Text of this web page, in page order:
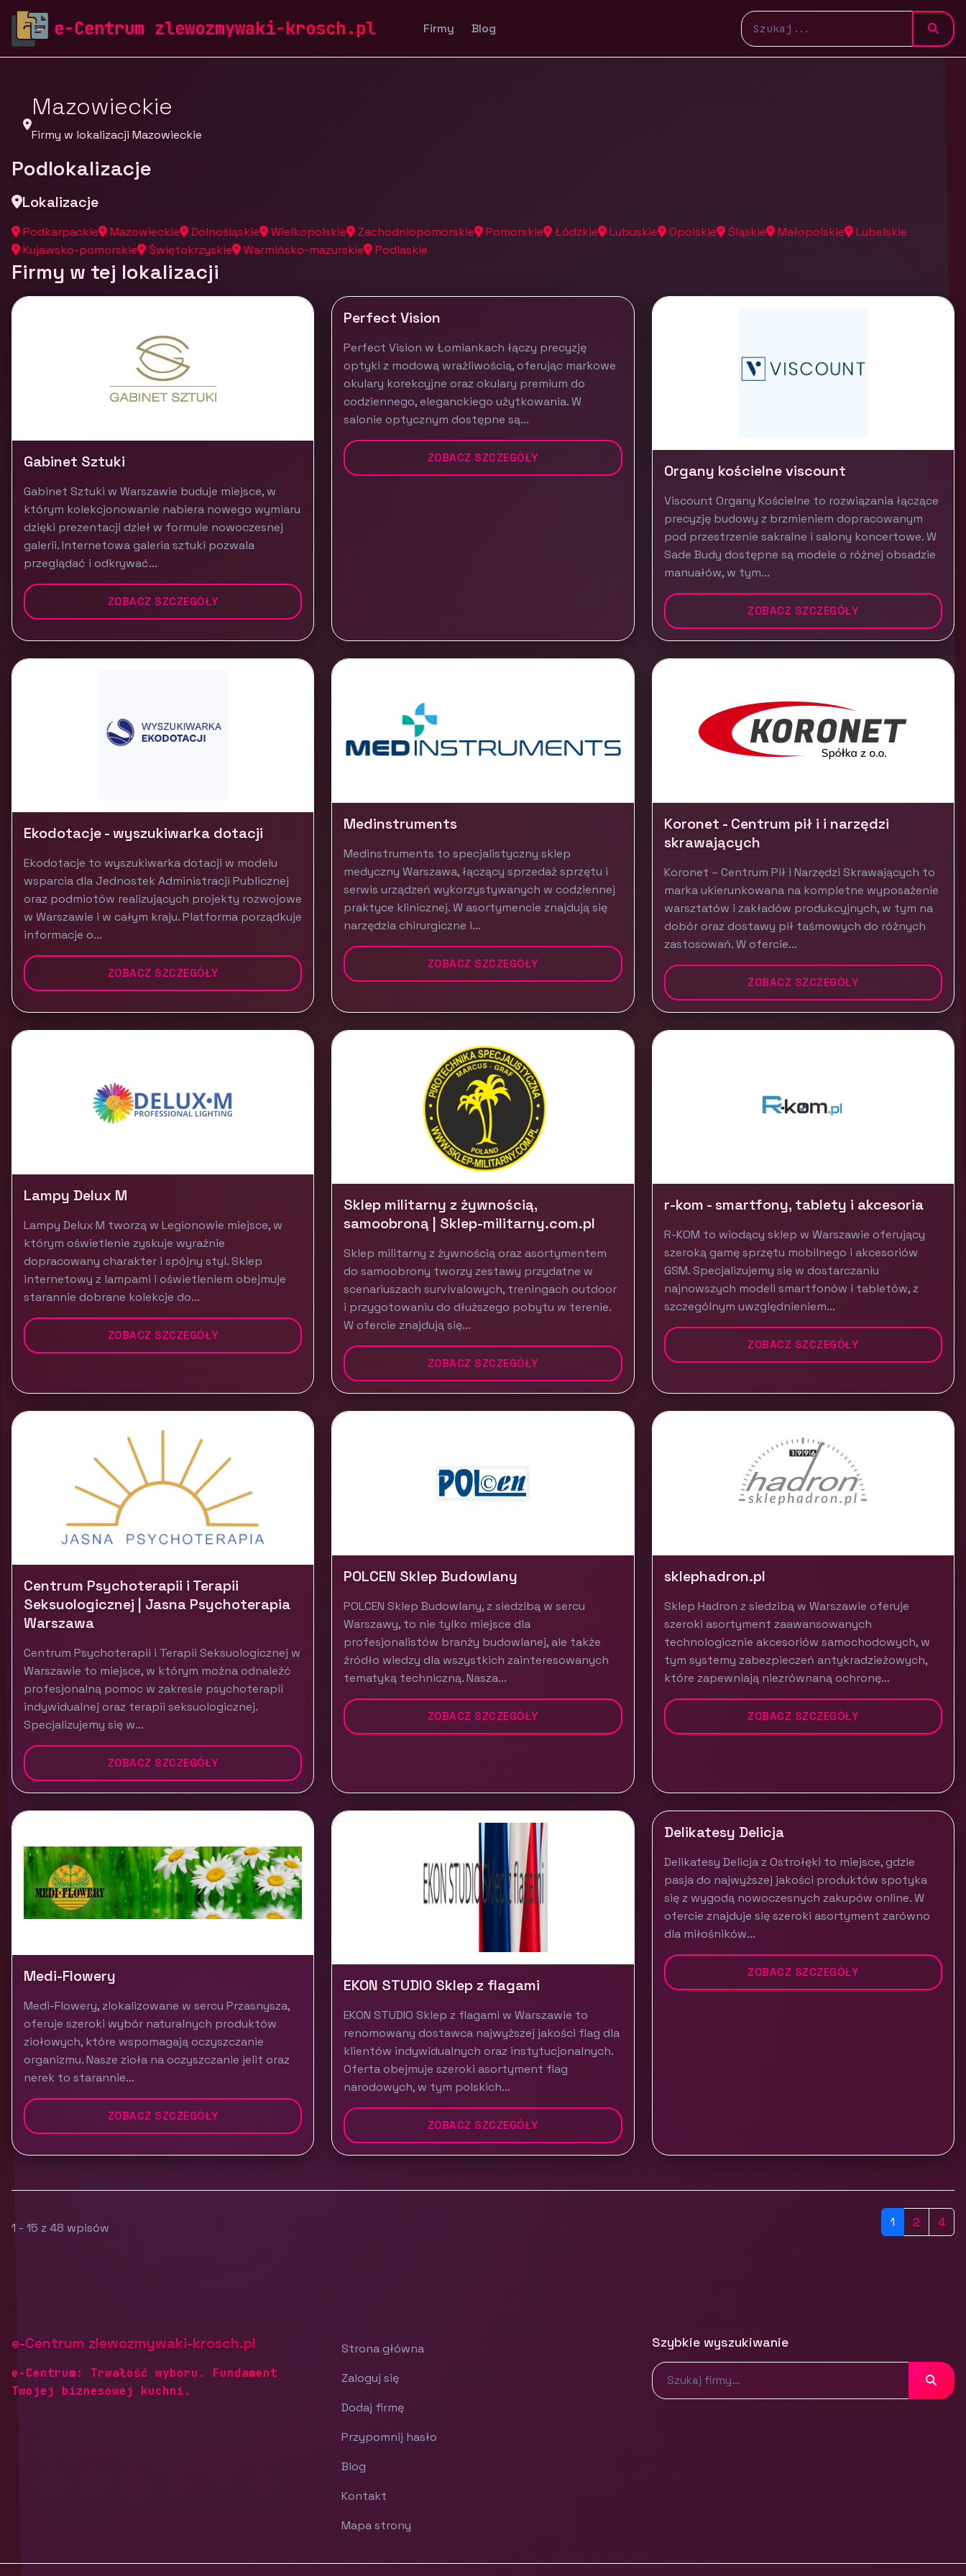
e-Centrum zlewozmywaki-krosch.pl Firmy Blog
zlewozmywaki-krosch.pl Firmy Firmy z województwa
Mazowieckie
Firmy w lokalizacji Mazowieckie
Podlokalizacje
Lokalizacje
Podkarpackie Mazowieckie Dolnośląskie Wielkopolskie Zachodniopomorskie Pomorskie Łódzkie Lubuskie Opolskie Śląskie Małopolskie
Lubelskie
Kujawsko-pomorskie
Świętokrzyskie Warmińsko-mazurskie Podlaskie
Firmy w tej lokalizacji
Gabinet Sztuki
Gabinet Sztuki w Warszawie buduje miejsce, w
którym kolekcjonowanie nabiera nowego wymiaru
dzięki prezentacji dzieł w formule nowoczesnej
galerii. Internetowa galeria sztuki pozwala
przeglądać i odkrywać...
ZOBACZ SZCZEGÓŁY
Perfect Vision
Perfect Vision w Łomiankach łączy precyzję
optyki z modową wrażliwością, oferując markowe
okulary korekcyjne oraz okulary premium do
codziennego, eleganckiego użytkowania. W
salonie optycznym dostępne są...
ZOBACZ SZCZEGÓŁY
Organy kościelne viscount
Viscount Organy Kościelne to rozwiązania łączące
precyzję budowy z brzmieniem dopracowanym
pod przestrzenie sakralne i salony koncertowe. W
Sade Budy dostępne są modele o różnej obsadzie
manuałów, w tym...
ZOBACZ SZCZEGÓŁY
Ekodotacje - wyszukiwarka dotacji
Ekodotacje to wyszukiwarka dotacji w modelu
wsparcia dla Jednostek Administracji Publicznej
oraz podmiotów realizujących projekty rozwojowe
w Warszawie i w całym kraju. Platforma porządkuje
informacje o...
ZOBACZ SZCZEGÓŁY
Medinstruments
Medinstruments to specjalistyczny sklep
medyczny Warszawa, łączący sprzedaż sprzętu i
serwis urządzeń wykorzystywanych w codziennej
praktyce klinicznej. W asortymencie znajdują się
narzędzia chirurgiczne i...
ZOBACZ SZCZEGÓŁY
Koronet - Centrum pił i i narzędzi
skrawających
Koronet – Centrum Pił i Narzędzi Skrawających to
marka ukierunkowana na kompletne wyposażenie
warsztatów i zakładów produkcyjnych, w tym na
dobór oraz dostawy pił taśmowych do różnych
zastosowań. W ofercie...
ZOBACZ SZCZEGÓŁY
Lampy Delux M
Lampy Delux M tworzą w Legionowie miejsce, w
którym oświetlenie zyskuje wyraźnie
dopracowany charakter i spójny styl. Sklep
internetowy z lampami i oświetleniem obejmuje
starannie dobrane kolekcje do...
ZOBACZ SZCZEGÓŁY
Sklep militarny z żywnością,
samoobroną | Sklep-militarny.com.pl
Sklep militarny z żywnością oraz asortymentem
do samoobrony tworzy zestawy przydatne w
scenariuszach survivalowych, treningach outdoor
i przygotowaniu do dłuższego pobytu w terenie.
W ofercie znajdują się...
ZOBACZ SZCZEGÓŁY
r-kom - smartfony, tablety i akcesoria
R-KOM to wiodący sklep w Warszawie oferujący
szeroką gamę sprzętu mobilnego i akcesoriów
GSM. Specjalizujemy się w dostarczaniu
najnowszych modeli smartfonów i tabletów, z
szczególnym uwzględnieniem...
ZOBACZ SZCZEGÓŁY
Centrum Psychoterapii i Terapii
Seksuologicznej | Jasna Psychoterapia
Warszawa
Centrum Psychoterapii i Terapii Seksuologicznej w
Warszawie to miejsce, w którym można odnaleźć
profesjonalną pomoc w zakresie psychoterapii
indywidualnej oraz terapii seksuologicznej.
Specjalizujemy się w...
ZOBACZ SZCZEGÓŁY
POLCEN Sklep Budowlany
POLCEN Sklep Budowlany, z siedzibą w sercu
Warszawy, to nie tylko miejsce dla
profesjonalistów branży budowlanej, ale także
źródło wiedzy dla wszystkich zainteresowanych
tematyką techniczną. Nasza...
ZOBACZ SZCZEGÓŁY
sklephadron.pl
Sklep Hadron z siedzibą w Warszawie oferuje
szeroki asortyment zaawansowanych
technologicznie akcesoriów samochodowych, w
tym systemy zabezpieczeń antykradzieżowych,
które zapewniają niezrównaną ochronę...
ZOBACZ SZCZEGÓŁY
Medi-Flowery
Medi-Flowery, zlokalizowane w sercu Przasnysza,
oferuje szeroki wybór naturalnych produktów
ziołowych, które wspomagają oczyszczanie
organizmu. Nasze zioła na oczyszczanie jelit oraz
nerek to starannie...
ZOBACZ SZCZEGÓŁY
EKON STUDIO Sklep z flagami
EKON STUDIO Sklep z flagami w Warszawie to
renomowany dostawca najwyższej jakości flag dla
klientów indywidualnych oraz instytucjonalnych.
Oferta obejmuje szeroki asortyment flag
narodowych, w tym polskich...
ZOBACZ SZCZEGÓŁY
Delikatesy Delicja
Delikatesy Delicja z Ostrołęki to miejsce, gdzie
pasja do najwyższej jakości produktów spotyka
się z wygodą nowoczesnych zakupów online. W
ofercie znajduje się szeroki asortyment zarówno
dla miłośników...
ZOBACZ SZCZEGÓŁY
1 - 15 z 48 wpisów 1 2 4
e-Centrum zlewozmywaki-krosch.pl
e-Centrum: Trwałość wyboru. Fundament
Twojej biznesowej kuchni.
Strona główna
Zaloguj się
Dodaj firmę
Przypomnij hasło
Blog
Kontakt
Mapa strony
Szybkie wyszukiwanie